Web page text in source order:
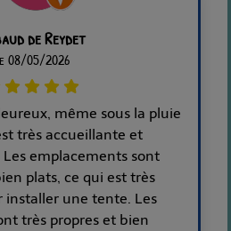
de Reydet
08/05/2026
même sous la pluie
très accueillante et
emplacements sont
plats, ce qui est très
installer une tente. Les
très propres et bien